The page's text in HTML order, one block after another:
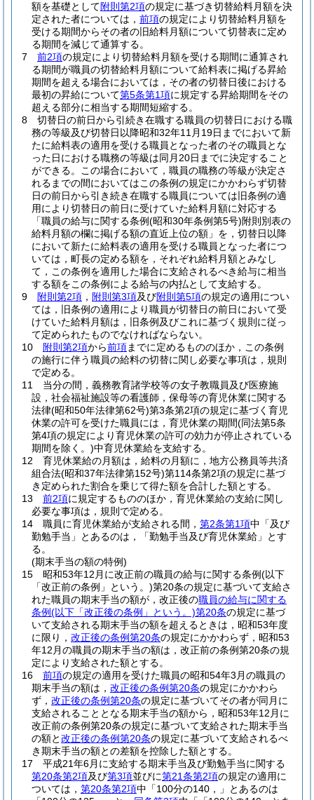
額を基礎として附則第2項の規定に基づき切替給料月額を決
定された者については， 前項の規定により切替給料月額を
受ける期間からその者の旧給料月額について切替表に定め
る期間を減じて通算する。
7
前2項の規定により切替給料月額を受ける期間に通算され
る期間が職員の切替給料月額について給料表に掲げる昇給
期間を超える場合においては，その者の切替日後における
最初の昇給について第5条第1項に規定する昇給期間をその
超える部分に相当する期間短縮する。
8
切替日の前日から引続き在職する職員の切替日における職
務の等級及び切替日以降昭和32年11月19日までにおいて新
たに給料表の適用を受ける職員となった者のその職員とな
った日における職務の等級は同月20日までに決定すること
ができる。
この場合において，職員の職務の等級が決定さ
れるまでの間においてはこの条例の規定にかかわらず切替
日の前日から引き続き在職する職員については旧条例の適
用により切替日の前日に受けていた給料月額に対応する
「職員の給与に関する条例(昭和30年条例第5号)附則別表の
給料月額の欄に掲げる額の直近上位の額」を，切替日以降
において新たに給料表の適用を受ける職員となった者につ
いては，町長の定める額を，それぞれ給料月額とみなし
て，この条例を適用した場合に支給されるべき給与に相当
する額をこの条例による給与の内払として支給する。
9
附則第2項 ， 附則第3項及び附則第5項の規定の適用につい
ては，旧条例の適用により職員が切替日の前日において受
けていた給料月額は，旧条例及びこれに基づく規則に従っ
て定められたものでなければならない。
10
附則第2項から前項までに定めるもののほか，この条例
の施行に伴う職員の給料の切替に関し必要な事項は，規則
で定める。
11
当分の間，義務教育諸学校等の女子教職員及び医療施
設，社会福祉施設等の看護師，保母等の育児休業に関する
法律(昭和50年法律第62号)第3条第2項の規定に基づく育児
休業の許可を受けた職員には，育児休業の期間(同法第5条
第4項の規定により育児休業の許可の効力が停止されている
期間を除く。)中育児休業給を支給する。
12
育児休業給の月額は，給料の月額に，地方公務員等共済
組合法(昭和37年法律第152号)第114条第2項の規定に基づ
き定められた割合を乗じて得た額を合計した額とする。
13
前2項に規定するもののほか，育児休業給の支給に関し
必要な事項は，規則で定める。
14
職員に育児休業給が支給される間， 第2条第1項中「及び
勤勉手当」とあるのは，「勤勉手当及び育児休業給」とす
る。
(期末手当の額の特例)
15
昭和53年12月に改正前の職員の給与に関する条例(以下
「改正前の条例」という。)第20条の規定に基づいて支給さ
れた職員の期末手当の額が，改正後の職員の給与に関する
条例(以下「改正後の条例」という。)第20条の規定に基づ
いて支給される期末手当の額を超えるときは，昭和53年度
に限り， 改正後の条例第20条の規定にかかわらず，昭和53
年12月の職員の期末手当の額は，改正前の条例第20条の規
定により支給された額とする。
16
前項の規定の適用を受けた職員の昭和54年3月の職員の
期末手当の額は， 改正後の条例第20条の規定にかかわら
ず， 改正後の条例第20条の規定に基づいてその者が同月に
支給されることとなる期末手当の額から，昭和53年12月に
改正前の条例第20条の規定に基づいて支給された期末手当
の額と改正後の条例第20条の規定に基づいて支給されるべ
き期末手当の額との差額を控除した額とする。
17
平成21年6月に支給する期末手当及び勤勉手当に関する
第20条第2項及び第3項並びに第21条第2項の規定の適用に
ついては， 第20条第2項中「100分の140，」とあるのは